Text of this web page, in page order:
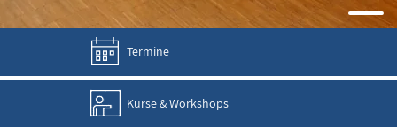
Termine
Kurse & Workshops